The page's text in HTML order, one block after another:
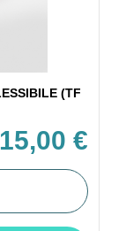
(TF
15,00 €